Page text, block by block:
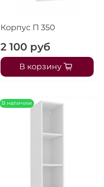
Корпус П 350
2 100 руб
В корзину
В наличии